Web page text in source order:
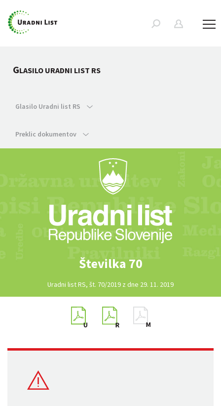
GLASILO URADNI LIST RS
Glasilo Uradni list RS
Preklic dokumentov
Številka 70
Uradni list RS, št. 70/2019 z dne 29. 11. 2019